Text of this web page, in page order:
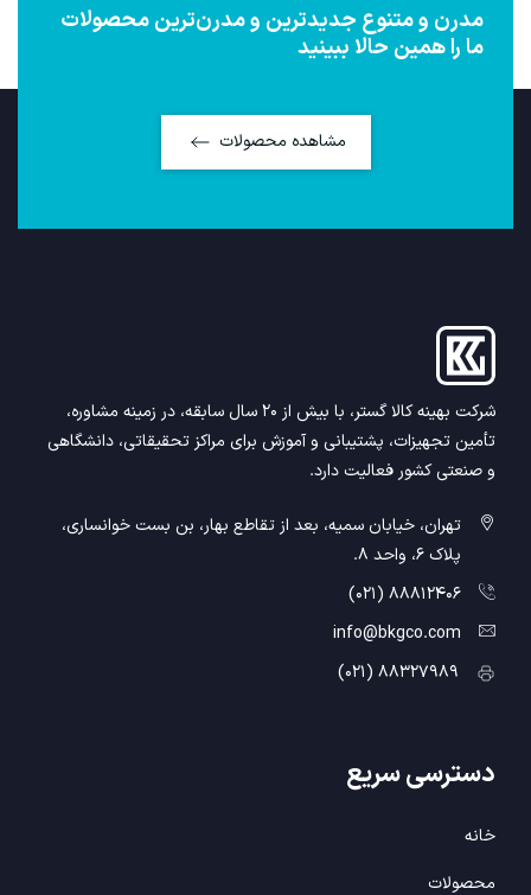
مدرن و متنوع جدیدترین و مدرن‌ترین محصولات
ما را همین حالا ببینید
مشاهده محصولات
شرکت بهینه کالا گستر، با بیش از ۲۰ سال سابقه، در زمینه مشاوره،
تأمین تجهیزات، پشتیبانی و آموزش برای مراکز تحقیقاتی، دانشگاهی
و صنعتی کشور فعالیت دارد.
تهران، خیابان سمیه، بعد از تقاطع بهار، بن بست خوانساری،
پلاک 6، واحد 8.
88812406 (021)
info@bkgco.com
88327989 (021)
دسترسیسریع
خانه
محصولات